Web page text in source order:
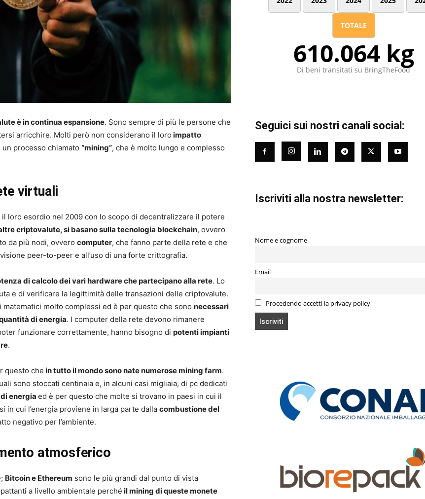
è in continua espansione. Sono sempre di più le persone che
arricchire. Molti però non considerano il loro impatto
processo chiamato “mining”, che è molto lungo e complesso
virtuali
loro esordio nel 2009 con lo scopo di decentralizzare il potere
criptovalute, si basano sulla tecnologia blockchain, ovvero
da più nodi, ovvero computer, che fanno parte della rete e che
peer-to-peer e all’uso di una forte crittografia.
di calcolo dei vari hardware che partecipano alla rete. Lo
e di verificare la legittimità delle transazioni delle criptovalute.
molto complessi ed è per questo che sono necessari
di energia. I computer della rete devono rimanere
funzionare correttamente, hanno bisogno di potenti impianti
.
questo che in tutto il mondo sono nate numerose mining farm.
sono stoccati centinaia e, in alcuni casi migliaia, di pc dedicati
energia ed è per questo che molte si trovano in paesi in cui il
in cui l’energia proviene in larga parte dalla combustione del
negativo per l’ambiente.
atmosferico
Bitcoin e Ethereum sono le più grandi dal punto di vista
a livello ambientale perché il mining di queste monete
TOTALE
610.064 kg
Di beni transitati su BringTheFood
Seguici sui nostri canali social:
Iscriviti alla nostra newsletter:
Nome e cognome
Email
Procedendo accetti la privacy policy